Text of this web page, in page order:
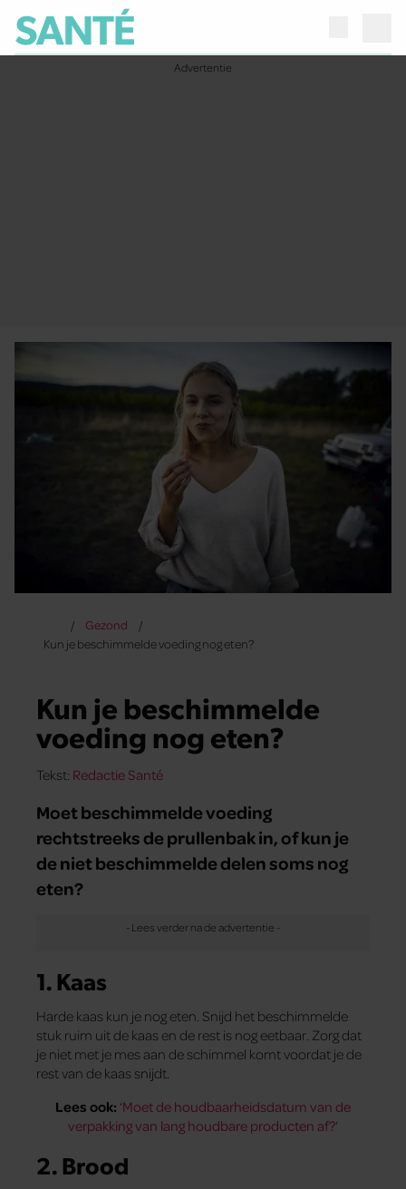
Gezond
Kun je beschimmelde voeding nog eten?
Kun je beschimmelde
voeding nog eten?
Tekst: Redactie Santé
Moet beschimmelde voeding
rechtstreeks de prullenbak in, of kun je
de niet beschimmelde delen soms nog
eten?
1. Kaas
Harde kaas kun je nog eten. Snijd het beschimmelde
stuk ruim uit de kaas en de rest is nog eetbaar. Zorg dat
je niet met je mes aan de schimmel komt voordat je de
rest van de kaas snijdt.
Lees ook: ‘Moet de houdbaarheidsdatum van de
verpakking van lang houdbare producten af?‘
2. Brood